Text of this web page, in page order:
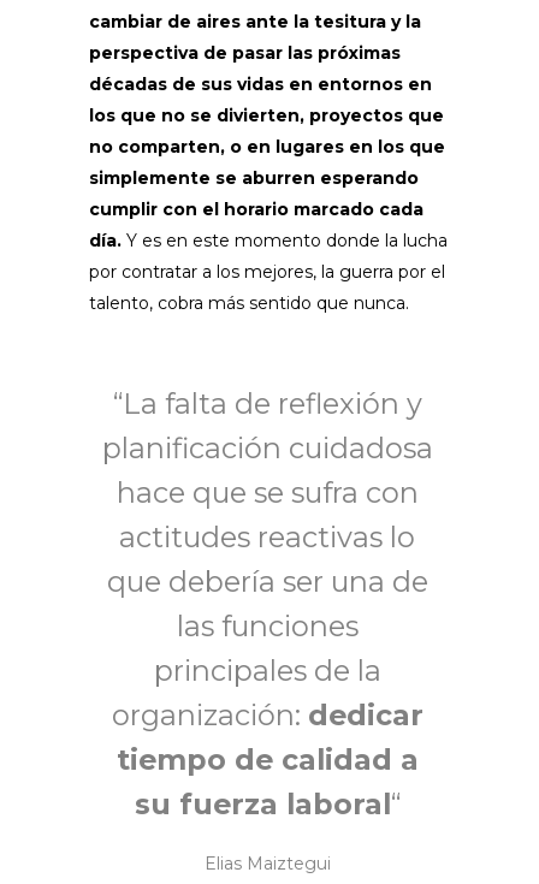
cambiar de aires ante la tesitura y la
perspectiva de pasar las próximas
décadas de sus vidas en entornos en
los que no se divierten, proyectos que
no comparten, o en lugares en los que
simplemente se aburren esperando
cumplir con el horario marcado cada
día. Y es en este momento donde la lucha
por contratar a los mejores, la guerra por el
talento, cobra más sentido que nunca.
“La falta de reflexión y
planificación cuidadosa
hace que se sufra con
actitudes reactivas lo
que debería ser una de
las funciones
principales de la
organización: dedicar
tiempo de calidad a
su fuerza laboral“
Elias Maiztegui